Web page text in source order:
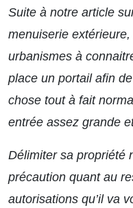
Suite à notre article
menuiserie extérieure
urbanismes à
place un portail afin
chose tout à fait
entrée assez grande
Délimiter sa propriété
précaution quant au
autorisations qu’il va